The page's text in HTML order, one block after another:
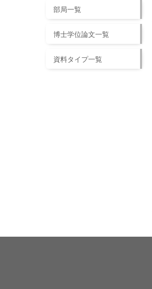
部局一覧
博士学位論文一覧
資料タイプ一覧